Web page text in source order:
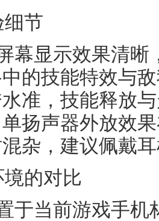
节
幕显示效果清晰
的技能特效与
准，技能释放
扬声器外放效
杂，建议佩戴
的对比
于当前游戏手机